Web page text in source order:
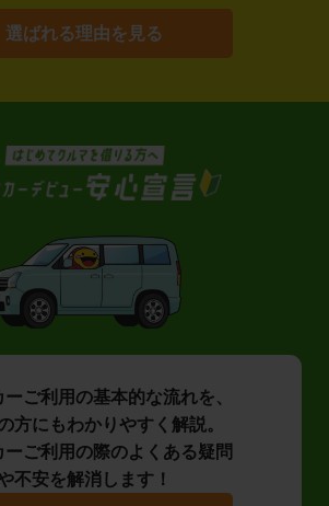
選ばれる理由を見る
ーご利用の基本的な流れを、
方にもわかりやすく解説。
ーご利用の際のよくある疑問
不安を解消します！